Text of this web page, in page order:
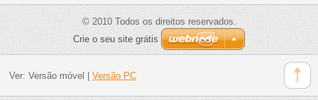
© 2010 Todos os direitos reservados.
Crie o seu site grátis
Ver: Versão móvel Versão PC